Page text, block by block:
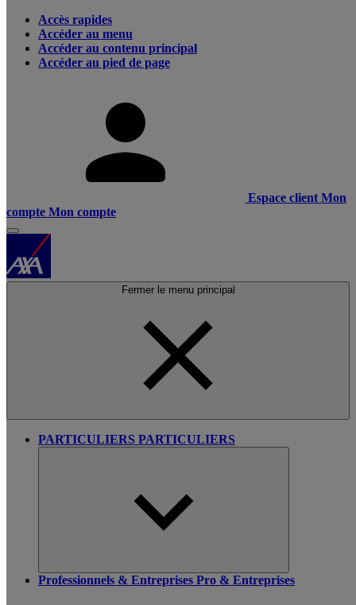
Accès rapides
Accéder au menu
Accéder au contenu principal
Accéder au pied de page
Espace client Mon
compte Mon compte
Fermer le menu principal
PARTICULIERS PARTICULIERS
Professionnels & Entreprises Pro & Entreprises